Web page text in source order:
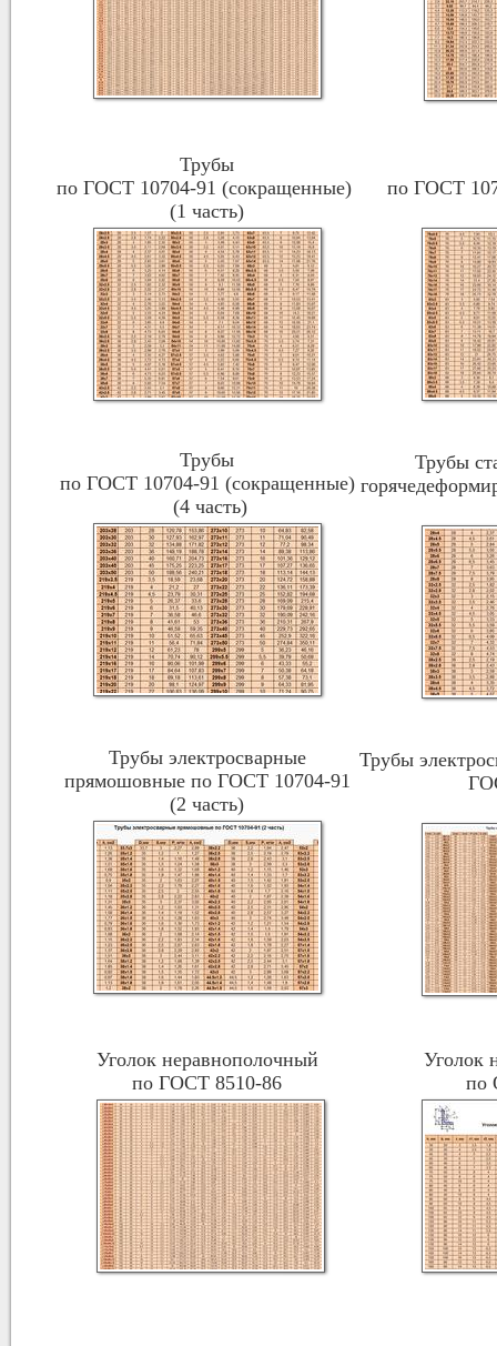
Трубы
по ГОСТ 10704-91 (сокращенные)
(1 часть)
по ГОСТ
Трубы
по ГОСТ 10704-91 (сокращенные)
(4 часть)
Трубы
Трубы электросварные
прямошовные по ГОСТ 10704-91
(2 часть)
Трубы
Уголок неравнополочный
по ГОСТ 8510-86
Уголок
по